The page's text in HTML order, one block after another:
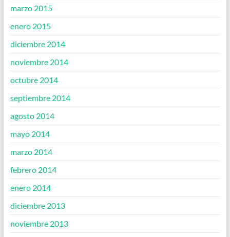
marzo 2015
enero 2015
diciembre 2014
noviembre 2014
octubre 2014
septiembre 2014
agosto 2014
mayo 2014
marzo 2014
febrero 2014
enero 2014
diciembre 2013
noviembre 2013